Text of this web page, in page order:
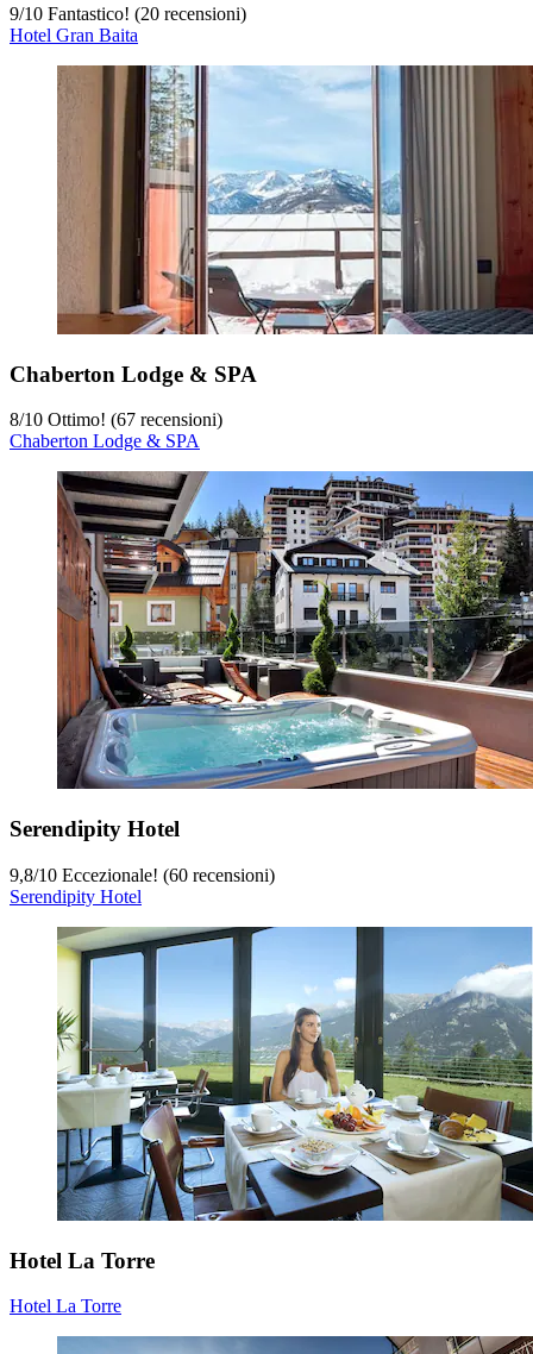
9/10 Fantastico! (20 recensioni)
Hotel Gran Baita
Chaberton Lodge & SPA
8/10 Ottimo! (67 recensioni)
Chaberton Lodge & SPA
Serendipity Hotel
9,8/10 Eccezionale! (60 recensioni)
Serendipity Hotel
Hotel La Torre
Hotel La Torre